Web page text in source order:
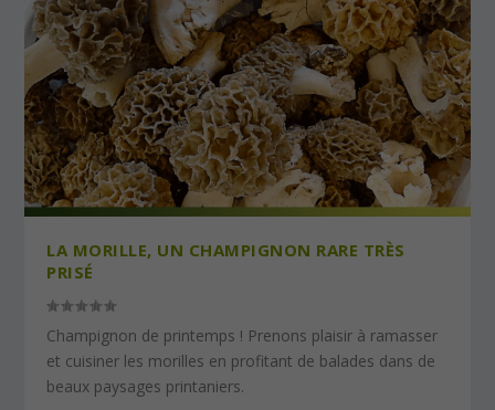
LA MORILLE, UN CHAMPIGNON RARE TRÈS
PRISÉ
Champignon de printemps ! Prenons plaisir à ramasser
et cuisiner les morilles en profitant de balades dans de
beaux paysages printaniers.